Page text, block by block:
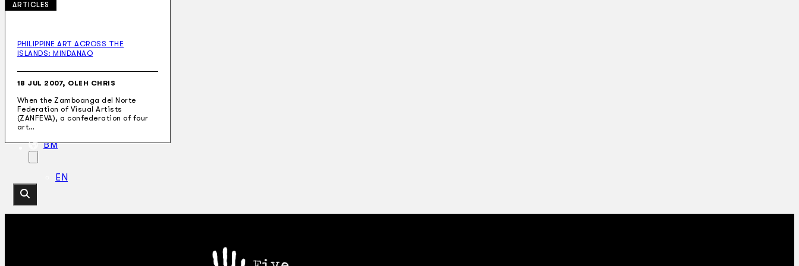
Koleksi Kami
Teater
Tarian
Penapisan
Sejarah Lisan
Mengenai Kami
BM
EN
ARTICLES
PHILIPPINE ART ACROSS THE
ISLANDS: MINDANAO
18 JUL 2007, OLEH CHRIS
When the Zamboanga del Norte
Federation of Visual Artists
(ZANFEVA), a confederation of four
art…